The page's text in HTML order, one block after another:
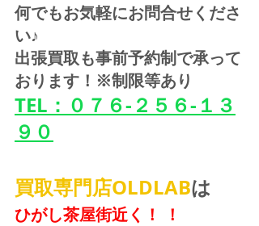
何でもお気軽にお問合せくださ
い♪
出張買取も事前予約制で承って
おります！※制限等あり
TEL：０７６-２５６-１３
９０
買取専門店OLDLABは
ひがし茶屋街近く！ ！